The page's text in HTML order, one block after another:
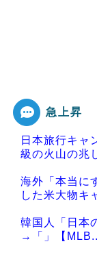
急上昇
日本旅行キャ
級の火山の兆
海外「本当に
した米大物キ
韓国人「日本
→「」【